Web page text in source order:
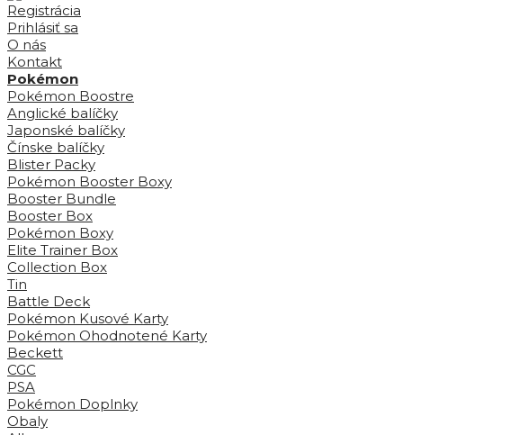
Registrácia
Prihlásiť sa
O nás
Kontakt
Pokémon
Pokémon Boostre
Anglické balíčky
Japonské balíčky
Čínske balíčky
Blister Packy
Pokémon Booster Boxy
Booster Bundle
Booster Box
Pokémon Boxy
Elite Trainer Box
Collection Box
Tin
Battle Deck
Pokémon Kusové Karty
Pokémon Ohodnotené Karty
Beckett
CGC
PSA
Pokémon Doplnky
Obaly